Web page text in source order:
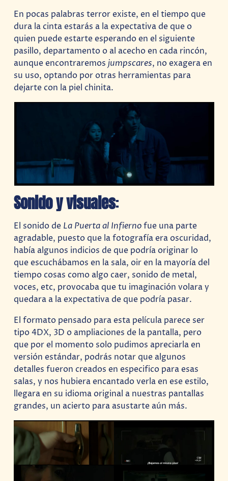
En pocas palabras terror existe, en el tiempo que
dura la cinta estarás a la expectativa de que o
quien puede estarte esperando en el siguiente
pasillo, departamento o al acecho en cada rincón,
aunque encontraremosjumpscares, no exagera en
su uso, optando por otras herramientas para
dejarte con la piel chinita.
Sonido y visuales:
El sonido de La Puerta al Infiernofue una parte
agradable, puesto que la fotografía era oscuridad,
había algunos indicios de que podría originar lo
que escuchábamos en la sala, oir en la mayoría del
tiempo cosas como algo caer, sonido de metal,
voces, etc, provocaba que tu imaginación volara y
quedara a la expectativa de que podría pasar.
El formato pensado para esta película parece ser
tipo 4DX, 3D o ampliaciones de la pantalla, pero
que por el momento solo pudimos apreciarla en
versión estándar, podrás notar que algunos
detalles fueron creados en especifico para esas
salas, y nos hubiera encantado verla en ese estilo,
llegara en su idioma original a nuestras pantallas
grandes, un acierto para asustarte aún más.